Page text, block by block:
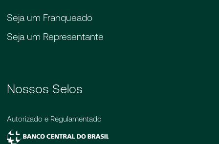
Seja um Franqueado
Seja um Representante
Nossos Selos
Autorizado e Regulamentado